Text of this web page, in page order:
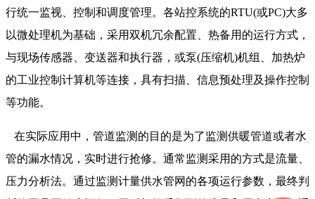
行统一监视、控制和调度管理。各站控系统的RTU(或PC)大多
以微处理机为基础，采用双机冗余配置、热备用的运行方式，
与现场传感器、变送器和执行器，或泵(压缩机)机组、加热炉
的工业控制计算机等连接，具有扫描、信息预处理及操作控制
等功能。
在实际应用中，管道监测的目的是为了监测供暖管道或者水
管的漏水情况，实时进行抢修。通常监测采用的方式是流量、
压力分析法。通过监测计量供水管网的各项运行参数，最终判